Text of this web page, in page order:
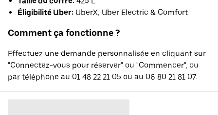
Éligibilité Uber: UberX, Uber Electric & Comfort
Comment ça fonctionne ?
Effectuez une demande personnalisée en cliquant sur
"Connectez-vous pour réserver" ou "Commencer", ou
par téléphone au 01 48 22 21 05 ou au 06 80 21 81 07.